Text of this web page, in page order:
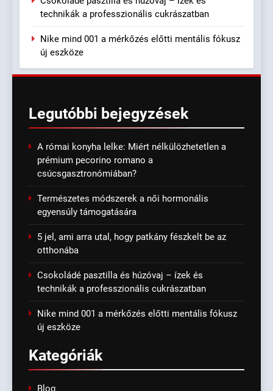
technikák a professzionális cukrászatban
Nike mind 001 a mérkőzés előtti mentális fókusz
új eszköze
Legutóbbi bejegyzések
A római konyha lelke: Miért nélkülözhetetlen a
prémium pecorino romano a
csúcsgasztronómiában?
Természetes módszerek a női hormonális
egyensúly támogatására
5 jel, ami arra utal, hogy patkány fészkelt be az
otthonába
Csokoládé pasztilla és húzóvaj – ízek és
technikák a professzionális cukrászatban
Nike mind 001 a mérkőzés előtti mentális fókusz
új eszköze
Kategóriák
Blog